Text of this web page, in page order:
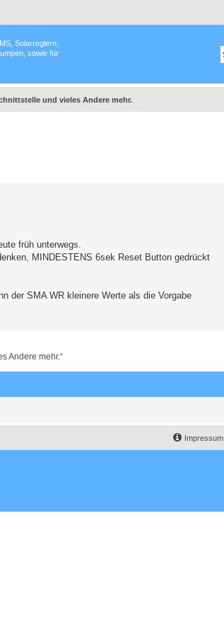
Solarreglern,
sowie für
und vieles Andere mehr.
früh unterwegs.
MINDESTENS 6sek Reset Button gedrückt
der SMA WR kleinere Werte als die Vorgabe
Andere mehr.“
Impressum